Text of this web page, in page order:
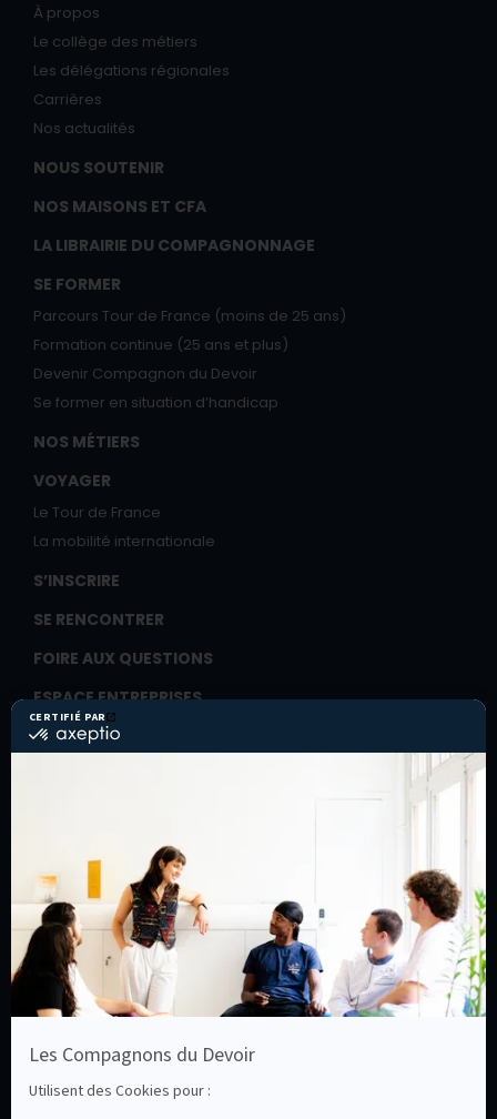
À propos
Le collège des métiers
Les délégations régionales
Carrières
Nos actualités
NOUS SOUTENIR
NOS MAISONS ET CFA
LA LIBRAIRIE DU COMPAGNONNAGE
SE FORMER
Parcours Tour de France (moins de 25 ans)
Formation continue (25 ans et plus)
Devenir Compagnon du Devoir
Se former en situation d’handicap
NOS MÉTIERS
VOYAGER
Le Tour de France
La mobilité internationale
S’INSCRIRE
SE RENCONTRER
FOIRE AUX QUESTIONS
ESPACE ENTREPRISES
Recruter un(e) alternant(e)
Former ses salariés
Entreprendre
Les Assises du compagnonnage
La Ruche
ESPACE PROFESSIONNELS DE L’ORIENTATION
ESPACE PRESSE